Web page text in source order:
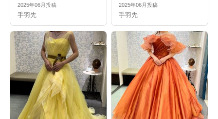
2025年06月投稿
手羽先
2025年06月投稿
手羽先